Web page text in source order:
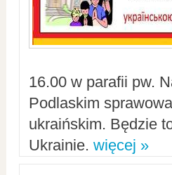
16.00 w parafii pw.
Podlaskim
ukraińskim. Będzie
Ukrainie. więcej »